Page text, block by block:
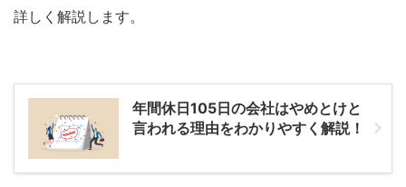
詳しく解説します。
年間休日105日の会社はやめとけと
言われる理由をわかりやすく解説！